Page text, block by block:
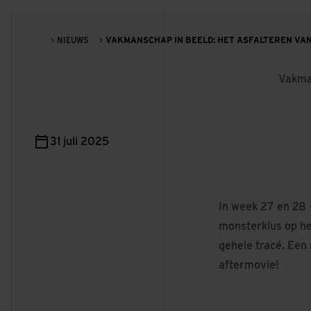
NIEUWS VAKMANSCHAP IN BEELD: HET ASFALTEREN
31 juli 2025
In week 27 en 28
monsterklus op
gehele tracé.
aftermovie!